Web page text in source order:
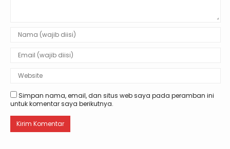
Simpan nama, email, dan situs web saya pada peramban ini
untuk komentar saya berikutnya.